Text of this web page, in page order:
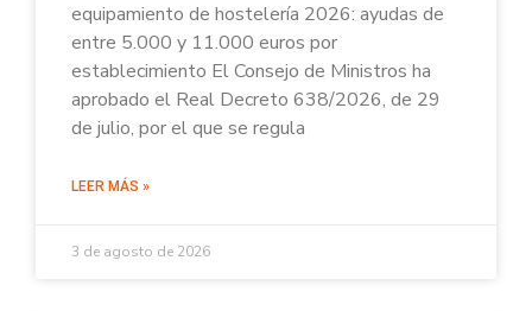
equipamiento de hostelería 2026: ayudas de
entre 5.000 y 11.000 euros por
establecimiento El Consejo de Ministros ha
aprobado el Real Decreto 638/2026, de 29
de julio, por el que se regula
LEER MÁS »
3 de agosto de 2026